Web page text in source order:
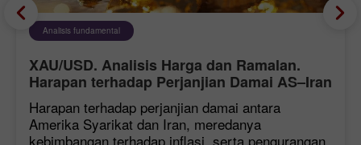
Analisis fundamental
XAU/USD. Analisis Harga dan Ramalan.
Harapan terhadap Perjanjian Damai AS–Iran
Memberi Tekanan ke atas Dolar AS,
Menyokong Harga Emas
Harapan terhadap perjanjian damai antara
Amerika Syarikat dan Iran, meredanya
kebimbangan terhadap inflasi, serta pengurangan